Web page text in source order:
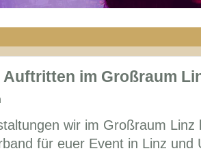
im Großraum
wir im Großraum Linz
für euer Event in Linz und